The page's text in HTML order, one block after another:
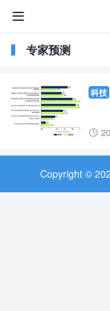

专家预测
科技

Copyright ©